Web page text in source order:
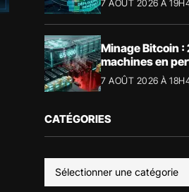
7 AOÛT 2026 À
Minage Bitcoin :
machines en
BTC à 65 000 $
7 AOÛT 2026 À
CATÉGORIES